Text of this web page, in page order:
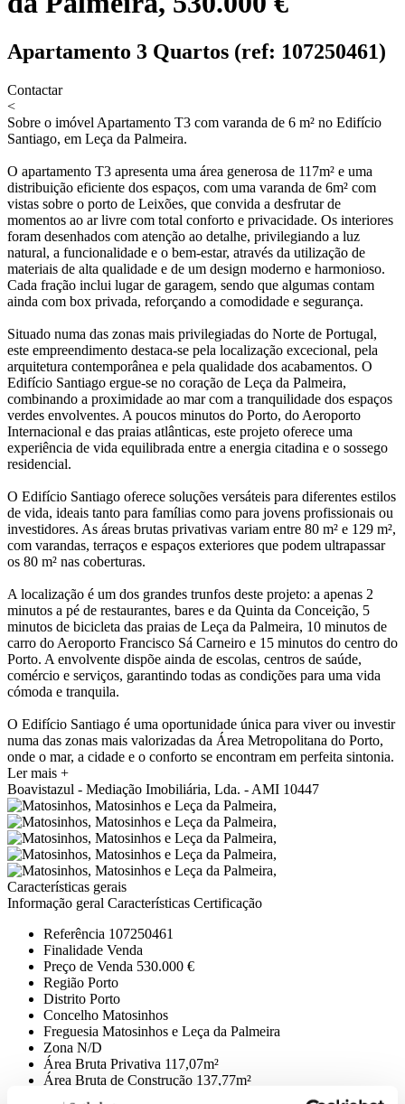
Apartamento 3 Quartos (ref: 107250461)
Contactar
<
Sobre o imóvel Apartamento T3 com varanda de 6 m² no Edifício
Santiago, em Leça da Palmeira.
O apartamento T3 apresenta uma área generosa de 117m² e uma
distribuição eficiente dos espaços, com uma varanda de 6m² com
vistas sobre o porto de Leixões, que convida a desfrutar de
momentos ao ar livre com total conforto e privacidade. Os interiores
foram desenhados com atenção ao detalhe, privilegiando a luz
natural, a funcionalidade e o bem-estar, através da utilização de
materiais de alta qualidade e de um design moderno e harmonioso.
Cada fração inclui lugar de garagem, sendo que algumas contam
ainda com box privada, reforçando a comodidade e segurança.
Situado numa das zonas mais privilegiadas do Norte de Portugal,
este empreendimento destaca-se pela localização excecional, pela
arquitetura contemporânea e pela qualidade dos acabamentos. O
Edifício Santiago ergue-se no coração de Leça da Palmeira,
combinando a proximidade ao mar com a tranquilidade dos espaços
verdes envolventes. A poucos minutos do Porto, do Aeroporto
Internacional e das praias atlânticas, este projeto oferece uma
experiência de vida equilibrada entre a energia citadina e o sossego
residencial.
O Edifício Santiago oferece soluções versáteis para diferentes estilos
de vida, ideais tanto para famílias como para jovens profissionais ou
investidores. As áreas brutas privativas variam entre 80 m² e 129 m²,
com varandas, terraços e espaços exteriores que podem ultrapassar
os 80 m² nas coberturas.
A localização é um dos grandes trunfos deste projeto: a apenas 2
minutos a pé de restaurantes, bares e da Quinta da Conceição, 5
minutos de bicicleta das praias de Leça da Palmeira, 10 minutos de
carro do Aeroporto Francisco Sá Carneiro e 15 minutos do centro do
Porto. A envolvente dispõe ainda de escolas, centros de saúde,
comércio e serviços, garantindo todas as condições para uma vida
cómoda e tranquila.
O Edifício Santiago é uma oportunidade única para viver ou investir
numa das zonas mais valorizadas da Área Metropolitana do Porto,
onde o mar, a cidade e o conforto se encontram em perfeita sintonia.
Ler mais +
Boavistazul - Mediação Imobiliária, Lda. - AMI 10447
Características gerais
Informação geral Características Certificação
Referência 107250461
Finalidade Venda
Preço de Venda 530.000 €
Região Porto
Distrito Porto
Concelho Matosinhos
Freguesia Matosinhos e Leça da Palmeira
Zona N/D
Área Bruta Privativa 117,07m²
Área Bruta de Construção 137,77m²